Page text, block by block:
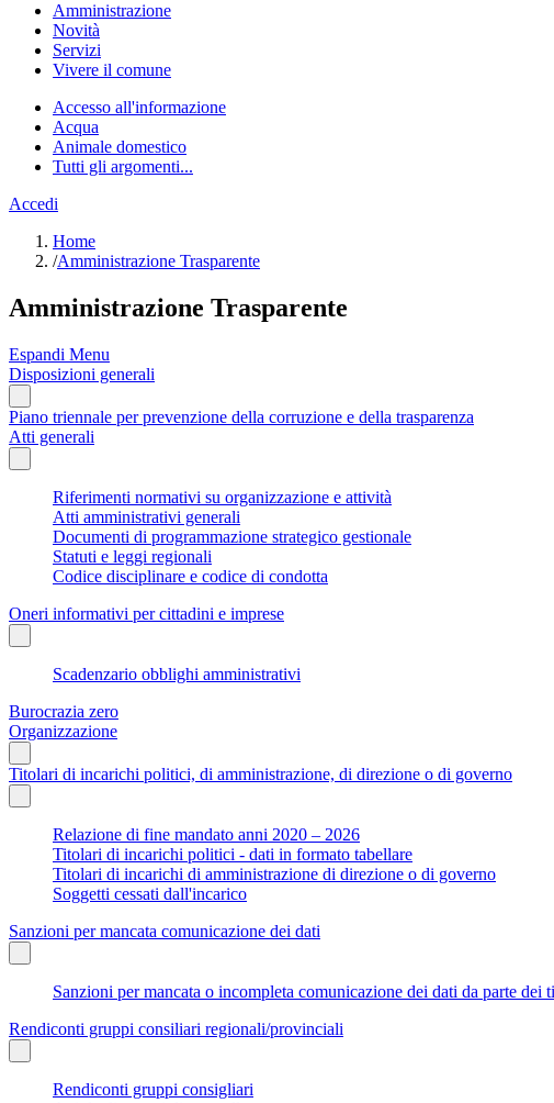
Amministrazione
Novità
Servizi
Vivere il comune
Accesso all'informazione
Acqua
Animale domestico
Tutti gli argomenti...
Accedi
Home
/Amministrazione Trasparente
Amministrazione Trasparente
Espandi Menu
Disposizioni generali
Piano triennale per prevenzione della corruzione e della trasparenza
Atti generali
Riferimenti normativi su organizzazione e attività
Atti amministrativi generali
Documenti di programmazione strategico gestionale
Statuti e leggi regionali
Codice disciplinare e codice di condotta
Oneri informativi per cittadini e imprese
Scadenzario obblighi amministrativi
Burocrazia zero
Organizzazione
Titolari di incarichi politici, di amministrazione, di direzione o di governo
Relazione di fine mandato anni 2020 – 2026
Titolari di incarichi politici - dati in formato tabellare
Titolari di incarichi di amministrazione di direzione o di governo
Soggetti cessati dall'incarico
Sanzioni per mancata comunicazione dei dati
Sanzioni per mancata o incompleta comunicazione dei dati da parte
Rendiconti gruppi consiliari regionali/provinciali
Rendiconti gruppi consigliari